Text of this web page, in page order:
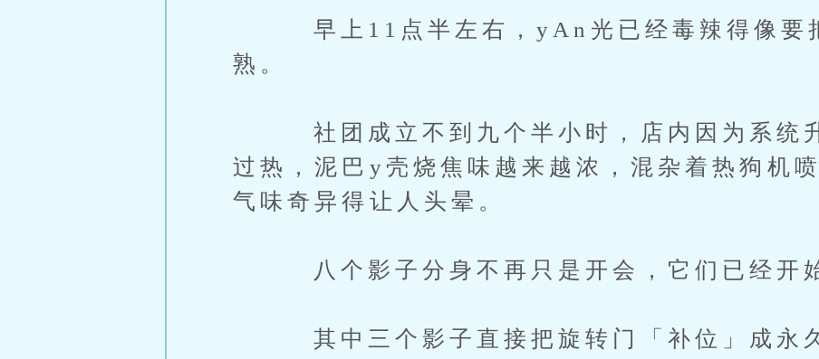
早上11点半左右，yAn光已经毒辣得像要
熟。
社团成立不到九个半小时，店内因为系统
过热，泥巴y壳烧焦味越来越浓，混杂着热狗机喷
气味奇异得让人头晕。
八个影子分身不再只是开会，它们已经开始
其中三个影子直接把旋转门「补位」成永久